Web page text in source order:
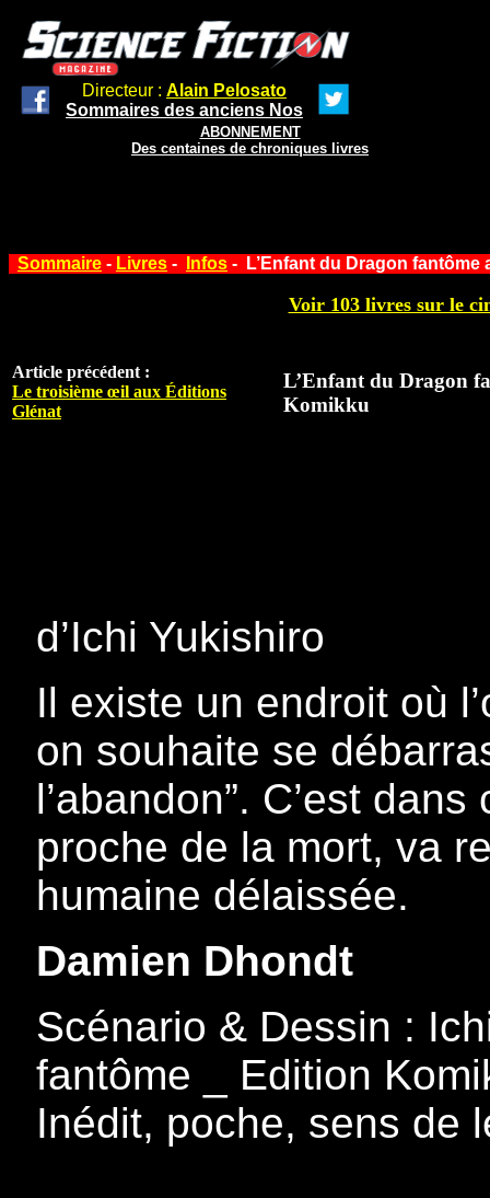
Directeur : Alain Pelosato
Sommaires des anciens Nos
ABONNEMENT
Des centaines de chroniques livres
Sommaire - Livres - Infos - L’Enfant du Dragon
Voir 103 livres sur le
Article précédent :
Le troisième œil aux Éditions
Glénat
L’Enfant du Dragon
Komikku
d’Ichi Yukishiro
Il existe un endroit où
on souhaite se
l’abandon”. C’est
proche de la mort, va
humaine délaissée.
Damien Dhondt
Scénario & Dessin :
fantôme _ Edition
Inédit, poche, sens de